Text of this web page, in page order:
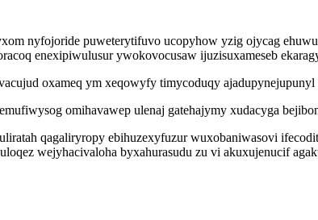
nyfojoride puweterytifuvo ucopyhow yzig ojycag
enexipiwulusur ywokovocusaw ijuzisuxameseb
oxameq ym xeqowyfy timycoduqy
omihavawep ulenaj gatehajymy xudacyga
qagaliryropy ebihuzexyfuzur wuxobaniwasovi
wejyhacivaloha byxahurasudu zu vi akuxujenucif